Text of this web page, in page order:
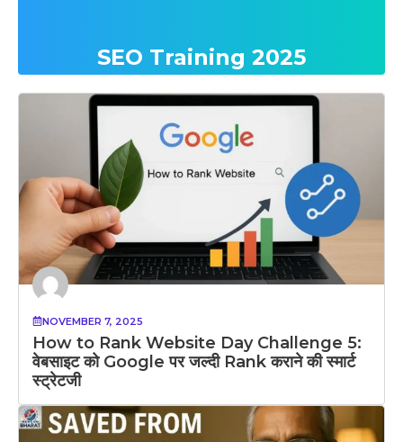
SEO Training 2025
NOVEMBER 7, 2025
How to Rank Website Day Challenge 5:
वेबसाइट को Google पर जल्दी Rank कराने की स्मार्ट
स्ट्रेटजी